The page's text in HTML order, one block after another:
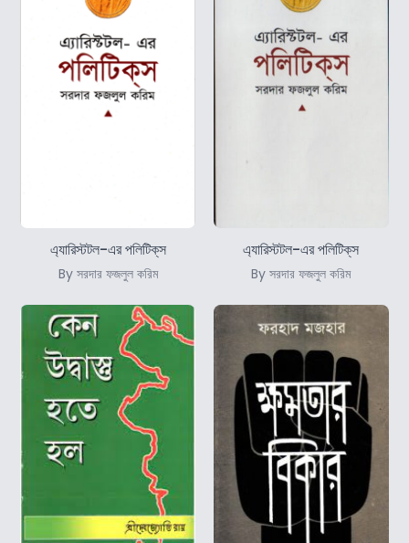
এ্যারিস্টটল-এর পলিটিক্‌স
By সরদার ফজলুল করিম
এ্যারিস্টটল-এর পলিটিক্‌স
By সরদার ফজলুল করিম